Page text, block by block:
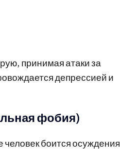
принимая атаки за
депрессией и
фобия)
боится осуждения